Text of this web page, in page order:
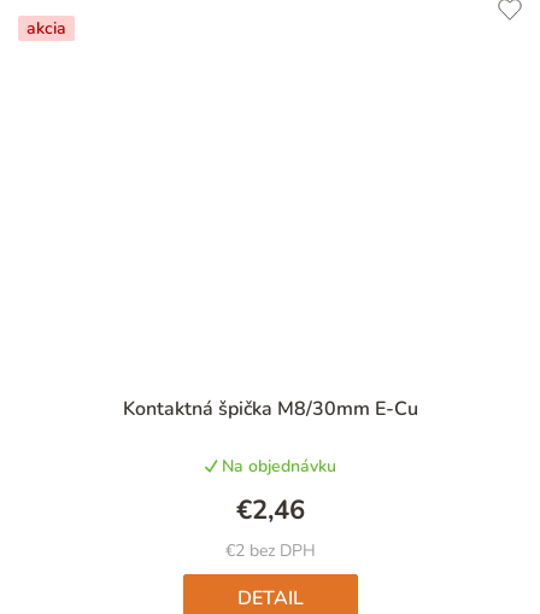
akcia
Kontaktná špička M8/30mm E-Cu
hodnotenie
je
5,0
z
5
hviezdičiek.
Na objednávku
€2 bez DPH
€2,46
DETAIL